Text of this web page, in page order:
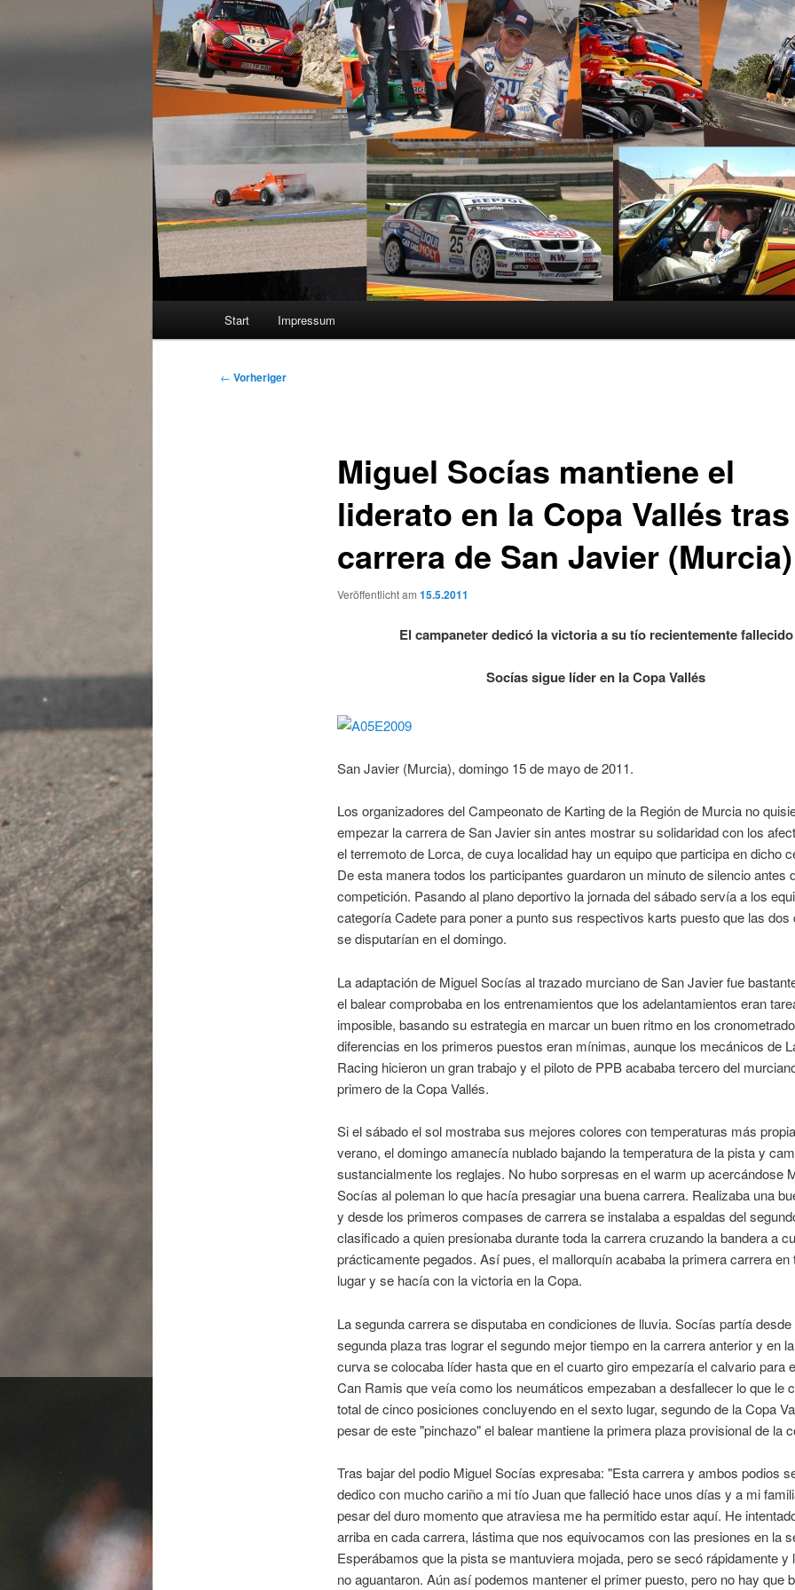
Start Impressum
Beitragsnavigation
← Vorheriger
Miguel Socías mantiene el
liderato en la Copa Vallés
carrera de San Javier (Murcia)
Veröffentlicht am 15.5.2011
El campaneter dedicó la victoria a su tío recientemente fallecido
Socías sigue líder en la Copa Vallés
San Javier (Murcia), domingo 15 de mayo de 2011.
Los organizadores del Campeonato de Karting de la Región de Murcia no
empezar la carrera de San Javier sin antes mostrar su solidaridad con los
el terremoto de Lorca, de cuya localidad hay un equipo que participa en dicho
De esta manera todos los participantes guardaron un minuto de silencio antes
competición. Pasando al plano deportivo la jornada del sábado servía a los
categoría Cadete para poner a punto sus respectivos karts puesto que las dos
se disputarían en el domingo.
La adaptación de Miguel Socías al trazado murciano de San Javier fue
el balear comprobaba en los entrenamientos que los adelantamientos eran
imposible, basando su estrategia en marcar un buen ritmo en los
diferencias en los primeros puestos eran mínimas, aunque los mecánicos de
Racing hicieron un gran trabajo y el piloto de PPB acababa tercero del
primero de la Copa Vallés.
Si el sábado el sol mostraba sus mejores colores con temperaturas más
verano, el domingo amanecía nublado bajando la temperatura de la pista y
sustancialmente los reglajes. No hubo sorpresas en el warm up acercándose
Socías al poleman lo que hacía presagiar una buena carrera. Realizaba una
y desde los primeros compases de carrera se instalaba a espaldas del
clasificado a quien presionaba durante toda la carrera cruzando la bandera a
prácticamente pegados. Así pues, el mallorquín acababa la primera carrera en
lugar y se hacía con la victoria en la Copa.
La segunda carrera se disputaba en condiciones de lluvia. Socías partía desde
segunda plaza tras lograr el segundo mejor tiempo en la carrera anterior y en
curva se colocaba líder hasta que en el cuarto giro empezaría el calvario para
Can Ramis que veía como los neumáticos empezaban a desfallecer lo que le
total de cinco posiciones concluyendo en el sexto lugar, segundo de la Copa
pesar de este "pinchazo" el balear mantiene la primera plaza provisional de la
Tras bajar del podio Miguel Socías expresaba: "Esta carrera y ambos podios
dedico con mucho cariño a mi tío Juan que falleció hace unos días y a mi
pesar del duro momento que atraviesa me ha permitido estar aquí. He
arriba en cada carrera, lástima que nos equivocamos con las presiones en la
Esperábamos que la pista se mantuviera mojada, pero se secó rápidamente y
no aguantaron. Aún así podemos mantener el primer puesto, pero no hay que